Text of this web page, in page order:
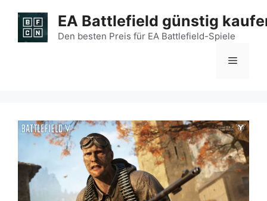
Inhalt
springen
EA Battlefield günstig
Den besten Preis für EA Battlefield-Spiele
Menü